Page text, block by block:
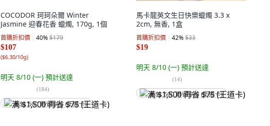
COCODOR 珂珂朵爾 Winter
Jasmine 迎春花香 蠟燭, 170g, 1個
首購折扣價 40%$179
$107
($6.30/10g)
明天 8/10 (一) 預計送達
(184)
满 $1,500 再省 $75 (王道卡)
馬卡龍英文生日快樂蠟燭 3.3 x
2cm, 無香, 1盒
首購折扣價 42%$33
$19
明天 8/10 (一) 預計送達
(14)
满 $1,500 再省 $75 (王道卡)